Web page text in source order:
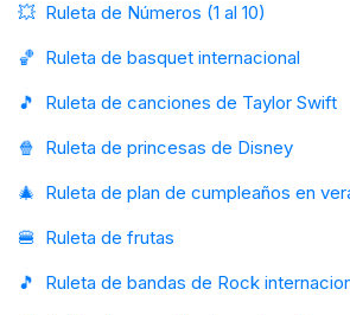
💥 Ruleta de Números (1 al 10)
🏀 Ruleta de basquet internacional
🎵
Ruleta de canciones de Taylor Swift
🍿 Ruleta de princesas de Disney
🎄 Ruleta de plan de cumpleaños en
🍔 Ruleta de frutas
🎵
Ruleta de bandas de Rock